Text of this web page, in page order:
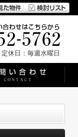
定休日：毎週水曜日